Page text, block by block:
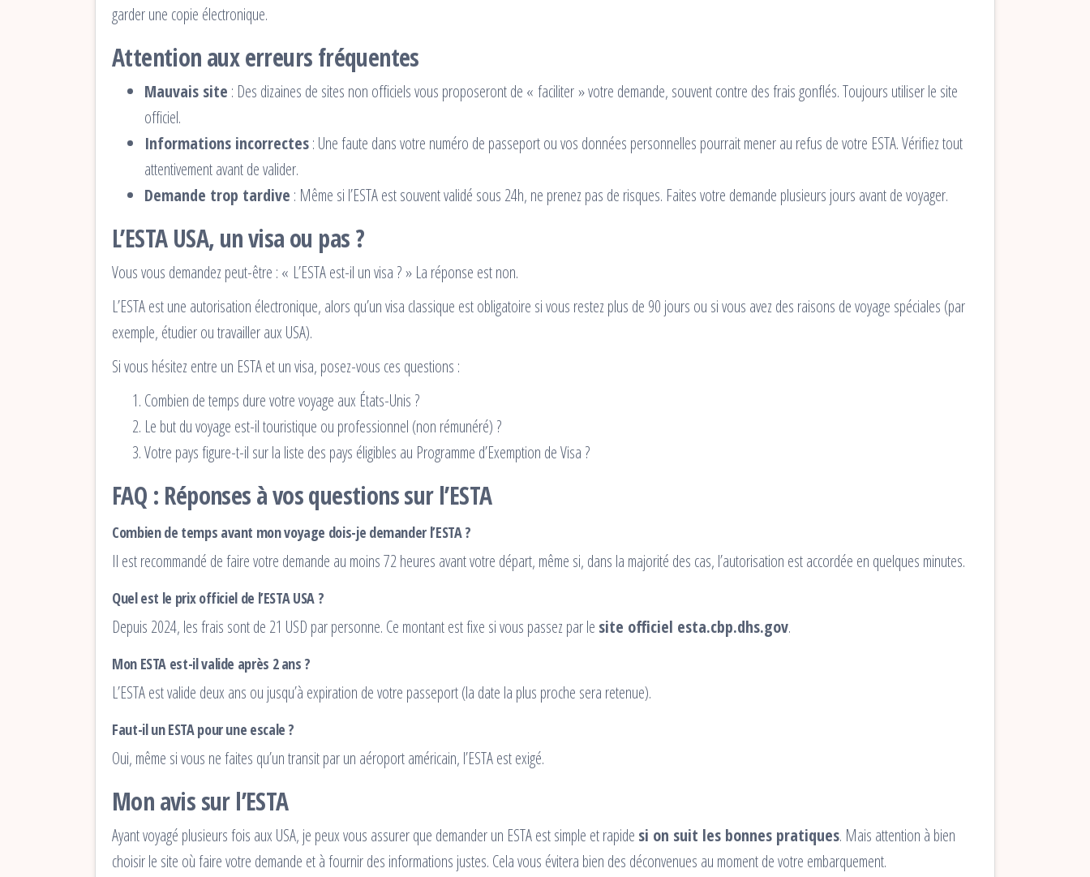
garder une copie électronique.
Attention aux erreurs fréquentes
Mauvais site : Des dizaines de sites non officiels vous proposeront de « faciliter » votre demande, souvent contre des frais gonflés. Toujours utiliser le site
officiel.
Informations incorrectes: Une faute dans votre numéro de passeport ou vos données personnelles pourrait mener au refus de votre ESTA. Vérifiez tout
attentivement avant de valider.
Demande trop tardive : Même si l’ESTA est souvent validé sous 24h, ne prenez pas de risques. Faites votre demande plusieurs jours avant de voyager.
L’ESTA USA, un visa ou pas ?
Vous vous demandez peut-être : « L’ESTA est-il un visa ? » La réponse est non.
L’ESTA est une autorisation électronique, alors qu’un visa classique est obligatoire si vous restez plus de 90 jours ou si vous avez des raisons de voyage spéciales (par
exemple, étudier ou travailler aux USA).
Si vous hésitez entre un ESTA et un visa, posez-vous ces questions :
Combien de temps dure votre voyage aux États-Unis ?
Le but du voyage est-il touristique ou professionnel (non rémunéré) ?
Votre pays figure-t-il sur la liste des pays éligibles au Programme d’Exemption de Visa ?
FAQ : Réponses à vos questions sur l’ESTA
Combien de temps avant mon voyage dois-je demander l’ESTA ?
Il est recommandé de faire votre demande au moins 72 heures avant votre départ, même si, dans la majorité des cas, l’autorisation est accordée en quelques minutes.
Quel est le prix officiel de l’ESTA USA ?
Depuis 2024, les frais sont de 21 USD par personne. Ce montant est fixe si vous passez par le site officiel esta.cbp.dhs.gov.
Mon ESTA est-il valide après 2 ans ?
L’ESTA est valide deux ans ou jusqu’à expiration de votre passeport (la date la plus proche sera retenue).
Faut-il un ESTA pour une escale ?
Oui, même si vous ne faites qu’un transit par un aéroport américain, l’ESTA est exigé.
Mon avis sur l’ESTA
Ayant voyagé plusieurs fois aux USA, je peux vous assurer que demander un ESTA est simple et rapide si on suit les bonnes pratiques. Mais attention à bien
choisir le site où faire votre demande et à fournir des informations justes. Cela vous évitera bien des déconvenues au moment de votre embarquement.